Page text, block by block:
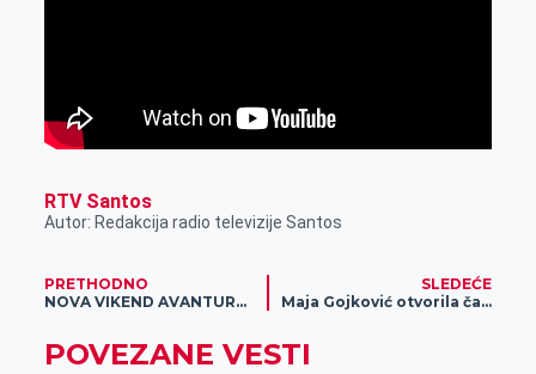
RTV Santos
Autor: Redakcija radio televizije Santos
PRETHODNO
NOVA VIKEND AVANTURA: Ne propusti fantastičnu zabavu i novu dozu adrenalina!
SLEDEĆE
Maja Gojković otvorila čajanku žena preduzetnica u Zrenjaninu
POVEZANE VESTI